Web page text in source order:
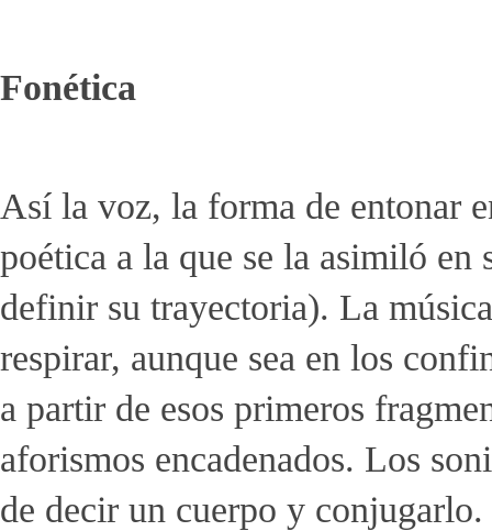
Fonética
Así la voz, la forma de entonar
poética a la que se la asimiló en
definir su trayectoria). La
respirar, aunque sea en los
a partir de esos primeros
aforismos encadenados. Los
de decir un cuerpo y